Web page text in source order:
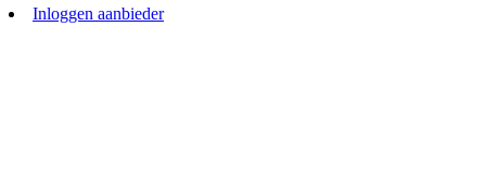
Inloggen aanbieder